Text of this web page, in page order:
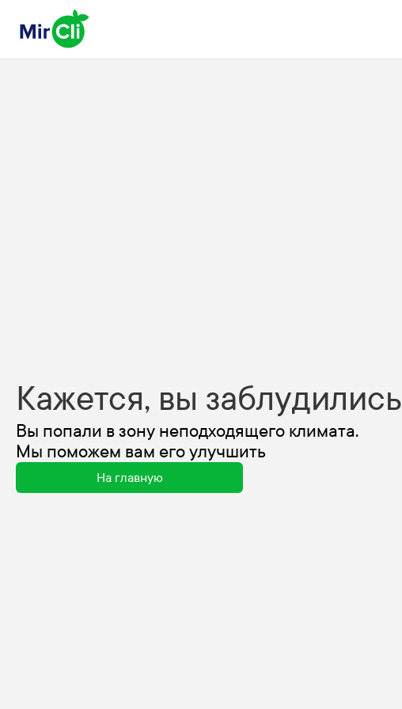
Кажется, вы заблудились
Вы попали в зону неподходящего климата.
Мы поможем вам его улучшить
На главную